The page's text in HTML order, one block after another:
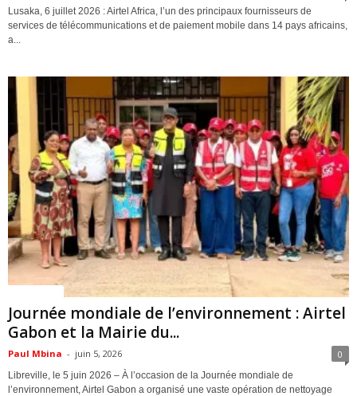
Lusaka, 6 juillet 2026 : Airtel Africa, l’un des principaux fournisseurs de
services de télécommunications et de paiement mobile dans 14 pays africains,
a...
Journée mondiale de l’environnement : Airtel
Gabon et la Mairie du...
Paul Mbina - juin 5, 2026 0
Libreville, le 5 juin 2026 – À l’occasion de la Journée mondiale de
l’environnement, Airtel Gabon a organisé une vaste opération de nettoyage